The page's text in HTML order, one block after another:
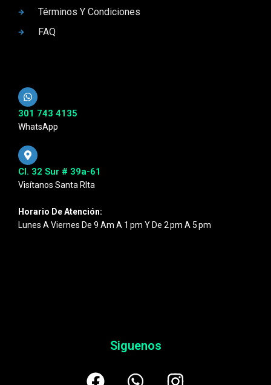
Términos Y Condiciones
FAQ
301 743 4135
WhatsApp
Cl. 32 Sur # 39a-61
Visítanos Santa RIta
Horario De Atención:
Lunes A Viernes De 9 Am A 1 Pm Y De 2 Pm A 5 Pm
Siguenos